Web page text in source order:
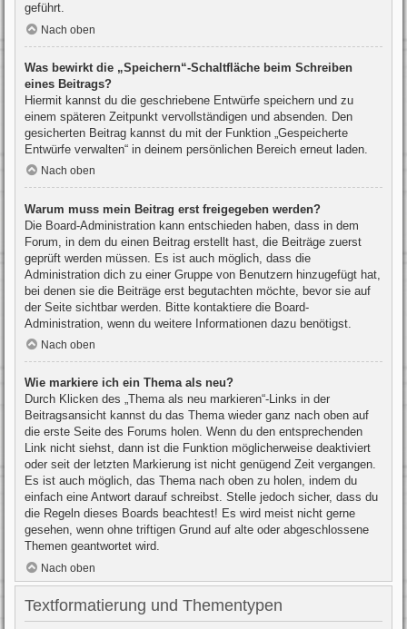
geführt.
Nach oben
Was bewirkt die „Speichern“-Schaltfläche beim Schreiben
eines Beitrags?
Hiermit kannst du die geschriebene Entwürfe speichern und zu
einem späteren Zeitpunkt vervollständigen und absenden. Den
gesicherten Beitrag kannst du mit der Funktion „Gespeicherte
Entwürfe verwalten“ in deinem persönlichen Bereich erneut laden.
Nach oben
Warum muss mein Beitrag erst freigegeben werden?
Die Board-Administration kann entschieden haben, dass in dem
Forum, in dem du einen Beitrag erstellt hast, die Beiträge zuerst
geprüft werden müssen. Es ist auch möglich, dass die
Administration dich zu einer Gruppe von Benutzern hinzugefügt hat,
bei denen sie die Beiträge erst begutachten möchte, bevor sie auf
der Seite sichtbar werden. Bitte kontaktiere die Board-
Administration, wenn du weitere Informationen dazu benötigst.
Nach oben
Wie markiere ich ein Thema als neu?
Durch Klicken des „Thema als neu markieren“-Links in der
Beitragsansicht kannst du das Thema wieder ganz nach oben auf
die erste Seite des Forums holen. Wenn du den entsprechenden
Link nicht siehst, dann ist die Funktion möglicherweise deaktiviert
oder seit der letzten Markierung ist nicht genügend Zeit vergangen.
Es ist auch möglich, das Thema nach oben zu holen, indem du
einfach eine Antwort darauf schreibst. Stelle jedoch sicher, dass du
die Regeln dieses Boards beachtest! Es wird meist nicht gerne
gesehen, wenn ohne triftigen Grund auf alte oder abgeschlossene
Themen geantwortet wird.
Nach oben
Textformatierung und Thementypen